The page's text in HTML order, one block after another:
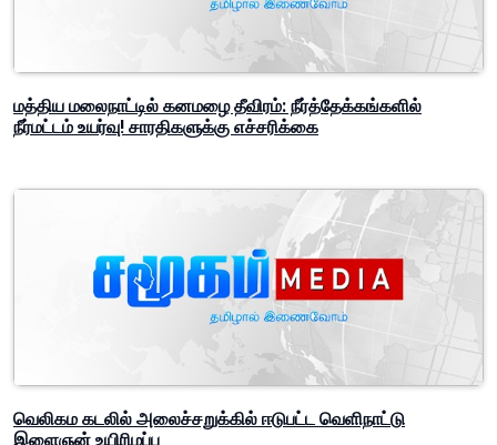
மத்திய மலைநாட்டில் கனமழை தீவிரம்: நீர்த்தேக்கங்களில்
நீர்மட்டம் உயர்வு! சாரதிகளுக்கு எச்சரிக்கை
வெலிகம கடலில் அலைச்சறுக்கில் ஈடுபட்ட வெளிநாட்டு
இளைஞன் உயிரிழப்பு